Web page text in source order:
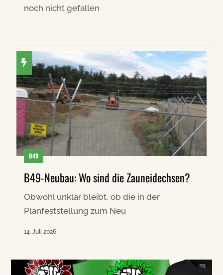
noch nicht gefallen
B49
B49-Neubau: Wo sind die Zauneidechsen?
Obwohl unklar bleibt, ob die in der
Planfeststellung zum Neu
14. Juli 2026